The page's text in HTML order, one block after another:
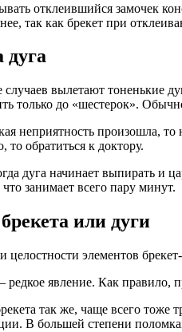
отклеившийся замочек
так как брекет при
дуга
вылетают тоненькие
только до «шестерок».
неприятность произошла,
то обратиться к доктору.
дуга начинает выпирать и
занимает всего пару минут.
или дуги
элементов
редкое явление. Как правило,
так же, чаще всего тоже
В большей степени